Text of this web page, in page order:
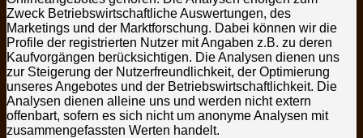
Zweck Betriebswirtschaftliche Auswertungen, des
Marketings und der Marktforschung. Dabei können wir die
Profile der registrierten Nutzer mit Angaben z.B. zu deren
Kaufvorgängen berücksichtigen. Die Analysen dienen uns
zur Steigerung der Nutzerfreundlichkeit, der Optimierung
unseres Angebotes und der Betriebswirtschaftlichkeit. Die
Analysen dienen alleine uns und werden nicht extern
offenbart, sofern es sich nicht um anonyme Analysen mit
zusammengefassten Werten handelt.